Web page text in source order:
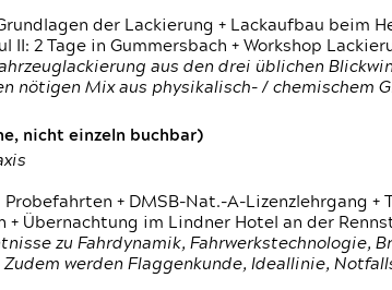
der Lackierung + Lackaufbau beim
2 Tage in Gummersbach + Workshop
aus den drei üblichen
nötigen Mix aus physikalisch- / chemischem
nicht einzeln buchbar)
+ DMSB-Nat.-A-Lizenzlehrgang +
Übernachtung im Lindner Hotel an der
zu Fahrdynamik, Fahrwerkstechnologie,
werden Flaggenkunde, Ideallinie,